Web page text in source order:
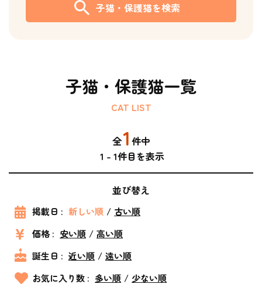
子猫・保護猫を検索
子猫・保護猫一覧
CAT LIST
全1 件中
1 - 1件目を表示
並び替え
掲載日 : 新しい順
古い順
価格 : 安い順
高い順
誕生日 : 近い順
遠い順
お気に入り数 : 多い順 少ない順